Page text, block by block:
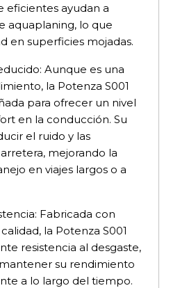
eficientes ayudan a
aquaplaning, lo que
en superficies mojadas.
Aunque es una
la Potenza S001
para ofrecer un nivel
en la conducción. Su
el ruido y las
mejorando la
en viajes largos o a
Fabricada con
la Potenza S001
resistencia al desgaste,
su rendimiento
a lo largo del tiempo.